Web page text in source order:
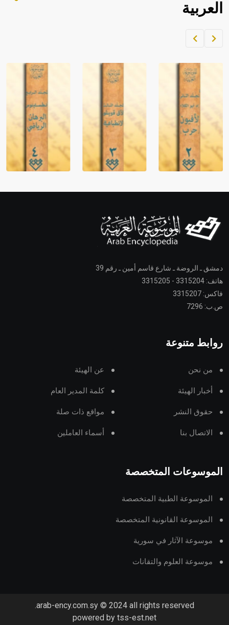
العربية
دمشق ـ الروضة ـ شارع قاسم أمين ـ رقم 39
هاتف: 3315204 - 3315205
فاكس: 3315207
ص.ب: 7296
روابط متنوعة
من نحن عن الهيئة
أخبار الهيئة كلمة المدير العام
حقوق النشر مواقع ذات صلة
الاتصال بنا أسماء العاملين
الموسوعات المتخصصة
الموسوعة الطبية المتخصصة
الموسوعة القانونية المتخصصة
موسوعة الآثار في سورية
موسوعة العلوم والتقانات
arab-ency.com.sy © 2024 all rights reserved.
powered by tss-est.net